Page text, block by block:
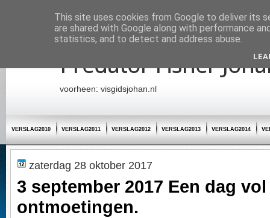
Startpagina
Predator Fisher
voorheen: visgidsjohan.nl
VERSLAG2010 VERSLAG2011 VERSLAG2012 VERSLAG2013 VERSLAG2014
zaterdag 28 oktober 2017
3 september 2017 Een dag vol
ontmoetingen.
This site uses cookies from Google to deliver its
are shared with Google along with performance
statistics, and to detect and address abuse.